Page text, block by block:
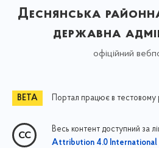
Деснянська
державна
офіційний
Портал працює в тестовому
Весь контент доступний за
Attribution 4.0 International